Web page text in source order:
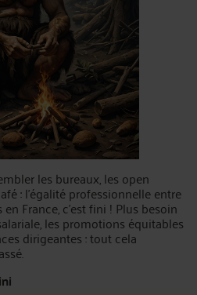
les bureaux, les open
: l’égalité professionnelle entre
France, c’est fini ! Plus besoin
les promotions équitables
dirigeantes : tout cela